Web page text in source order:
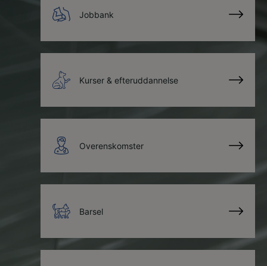
Jobbank
Kurser & efteruddannelse
Overenskomster
Barsel